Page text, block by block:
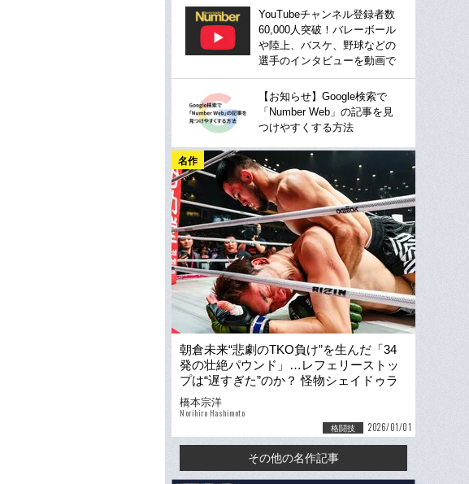
YouTubeチャンネル登録者数
60,000人突破！バレーボール
や陸上、バスケ、野球などの
選手のインタビューを動画で
【お知らせ】Google検索で
「Number Web」の記事を見
つけやすくする方法
名作
朝倉未来“悲劇のTKO負け”を生んだ「34
発の壮絶パウンド」…レフェリーストッ
プは“遅すぎた”のか？ 怪物シェイドゥラ
エフが打ち砕いた「RIZIN大晦日の祈り」
橋本宗洋
Norihiro Hashimoto
格闘技 2026/01/01
その他の名作記事